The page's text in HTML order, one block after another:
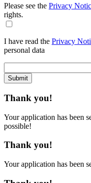
Please see the Privacy
rights.
I have read the Privacy
personal data
Submit
Thank you!
Your application has been
possible!
Thank you!
Your application has been